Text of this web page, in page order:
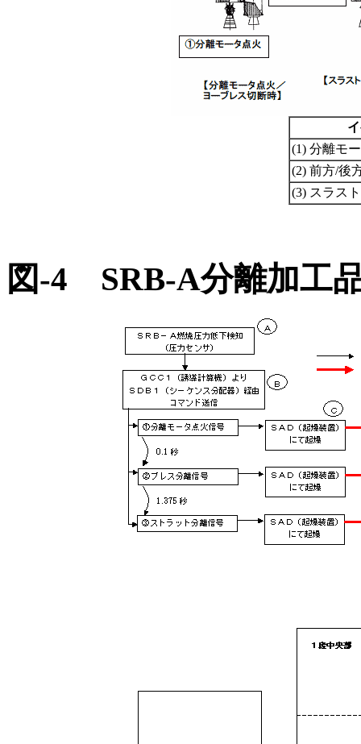
(1) 分離モ
(2) 前方/後
(3) スラス
図-4 SRB-A分離加工